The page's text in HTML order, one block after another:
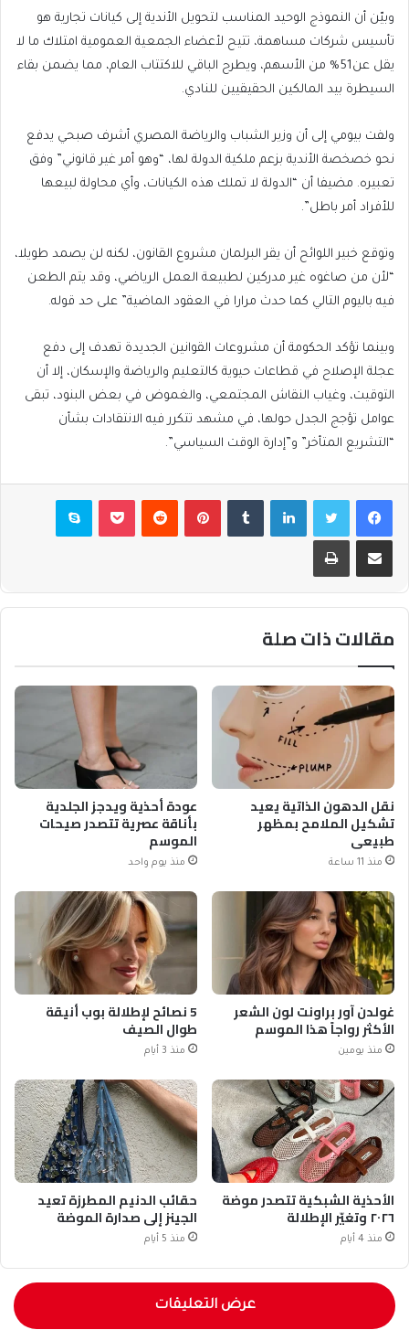
وبيّن أن النموذج الوحيد المناسب لتحويل الأندية إلى كيانات تجارية هو
تأسيس شركات مساهمة، تتيح لأعضاء الجمعية العمومية امتلاك ما لا
يقل عن51% من الأسهم، ويطرح الباقي للاكتتاب العام، مما يضمن بقاء
السيطرة بيد المالكين الحقيقيين للنادي.
ولفت بيومي إلى أن وزير الشباب والرياضة المصري أشرف صبحي يدفع
نحو خصخصة الأندية بزعم ملكية الدولة لها، “وهو أمر غير قانوني” وفق
تعبيره. مضيفا أن “الدولة لا تملك هذه الكيانات، وأي محاولة لبيعها
للأفراد أمر باطل”.
وتوقع خبير اللوائح أن يقر البرلمان مشروع القانون، لكنه لن يصمد طويلا،
“لأن من صاغوه غير مدركين لطبيعة العمل الرياضي، وقد يتم الطعن
فيه باليوم التالي كما حدث مرارا في العقود الماضية” على حد قوله.
وبينما تؤكد الحكومة أن مشروعات القوانين الجديدة تهدف إلى دفع
عجلة الإصلاح في قطاعات حيوية كالتعليم والرياضة والإسكان، إلا أن
التوقيت، وغياب النقاش المجتمعي، والغموض في بعض البنود، تبقى
عوامل تؤجج الجدل حولها، في مشهد تتكرر فيه الانتقادات بشأن
“التشريع المتأخر” و”إدارة الوقت السياسي”.
فيسبوكتويتر لينكدإن بينتيريست بوكيت سكايب
مشاركة عبر البريد طباعة
مقالات ذات صلة
نقل الدهون الذاتية يعيد
تشكيل الملامح بمظهر
طبيعي
منذ 11 ساعة
عودة أحذية ويدجز الجلدية
بأناقة عصرية تتصدر صيحات
الموسم
منذ يوم واحد
غولدن آور براونت لون الشعر
الأكثر رواجاً هذا الموسم
منذ يومين
5 نصائح لإطلالة بوب أنيقة
طوال الصيف
منذ 3 أيام
الأحذية الشبكية تتصدر موضة
٢٠٢٦ وتغيّر الإطلالة
منذ 4 أيام
حقائب الدنيم المطرزة تعيد
الجينز إلى صدارة الموضة
منذ 5 أيام
عرض التعليقات